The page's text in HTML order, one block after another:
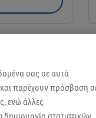
χαμηλών τιμών, θα
σας σε αυτά
παρέχουν πρόσβαση
ενώ άλλες